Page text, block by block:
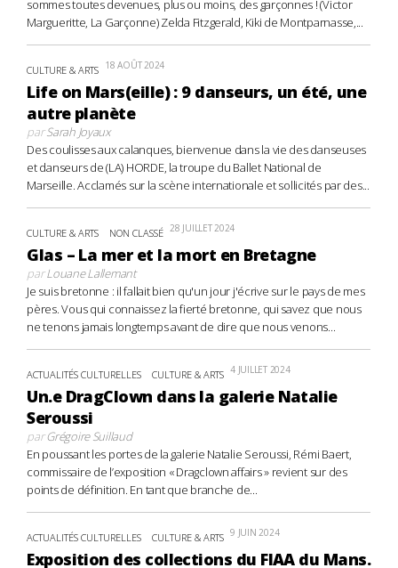
sommes toutes devenues, plus ou moins, des garçonnes ! (Victor
Margueritte, La Garçonne) Zelda Fitzgerald, Kiki de Montparnasse,...
CULTURE & ARTS 18 AOÛT 2024
Life on Mars(eille) : 9 danseurs, un été, une
autre planète
parSarah Joyaux
Des coulisses aux calanques, bienvenue dans la vie des danseuses
et danseurs de (LA) HORDE, la troupe du Ballet National de
Marseille. Acclamés sur la scène internationale et sollicités par des...
CULTURE & ARTS NON CLASSÉ 28 JUILLET 2024
Glas – La mer et la mort en Bretagne
parLouane Lallemant
Je suis bretonne : il fallait bien qu'un jour j'écrive sur le pays de mes
pères. Vous qui connaissez la fierté bretonne, qui savez que nous
ne tenons jamais longtemps avant de dire que nous venons...
ACTUALITÉS CULTURELLES CULTURE & ARTS 4 JUILLET 2024
Un.e DragClown dans la galerie Natalie
Seroussi
parGrégoire Suillaud
En poussant les portes de la galerie Natalie Seroussi, Rémi Baert,
commissaire de l’exposition « Dragclown affairs » revient sur des
points de définition. En tant que branche de...
ACTUALITÉS CULTURELLES CULTURE & ARTS 9 JUIN 2024
Exposition des collections du FIAA du Mans.